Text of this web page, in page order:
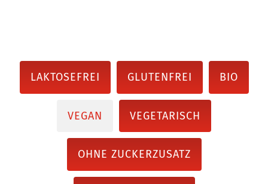
LAKTOSEFREI GLUTENFREI BIO
VEGAN VEGETARISCH
OHNE ZUCKERZUSATZ